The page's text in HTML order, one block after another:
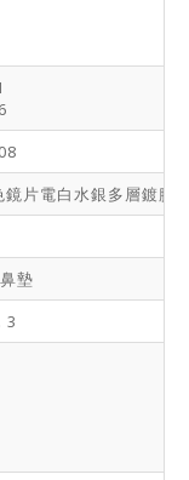
片電白水銀多層鍍膜
墊
3